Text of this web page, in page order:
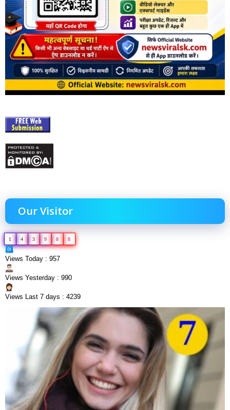
Our Visitor
1 4 3 9 8 8
Views Today : 957
Views Yesterday : 990
Views Last 7 days : 4239